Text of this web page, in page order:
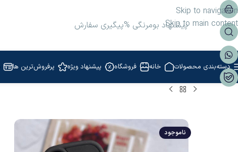
Skip to navigation
Skip to main contentپیشنهاد بومرنگی %پیگیری سفارش
دسته‌بندی محصولات خانه فروشگاه پیشنهاد ویژه پرفروش‌ترین ها
ناموجود